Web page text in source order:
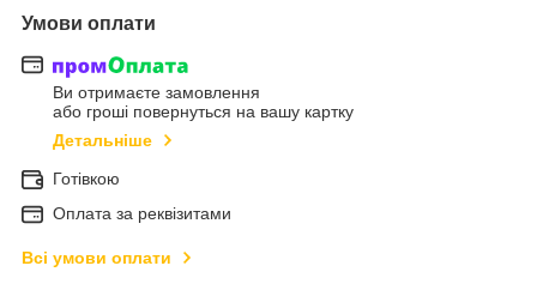
Умови оплати
Ви отримаєте замовлення
або гроші повернуться на вашу картку
Детальніше
Готівкою
Оплата за реквізитами
Всі умови оплати